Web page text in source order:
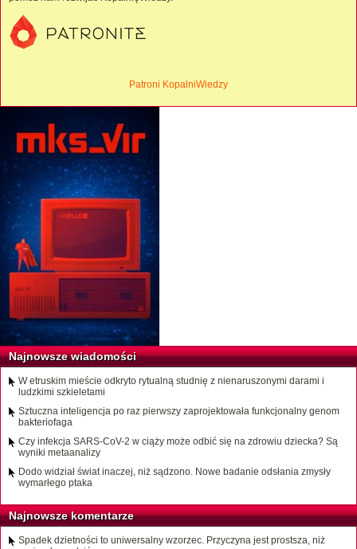
Patroni KopalniWiedzy
Najnowsze wiadomości
W etruskim mieście odkryto rytualną studnię z nienaruszonymi darami i
ludzkimi szkieletami
Sztuczna inteligencja po raz pierwszy zaprojektowała funkcjonalny genom
bakteriofaga
Czy infekcja SARS-CoV-2 w ciąży może odbić się na zdrowiu dziecka? Są
wyniki metaanalizy
Dodo widział świat inaczej, niż sądzono. Nowe badanie odsłania zmysły
wymarłego ptaka
Najnowsze komentarze
Spadek dzietności to uniwersalny wzorzec. Przyczyna jest prostsza, niż